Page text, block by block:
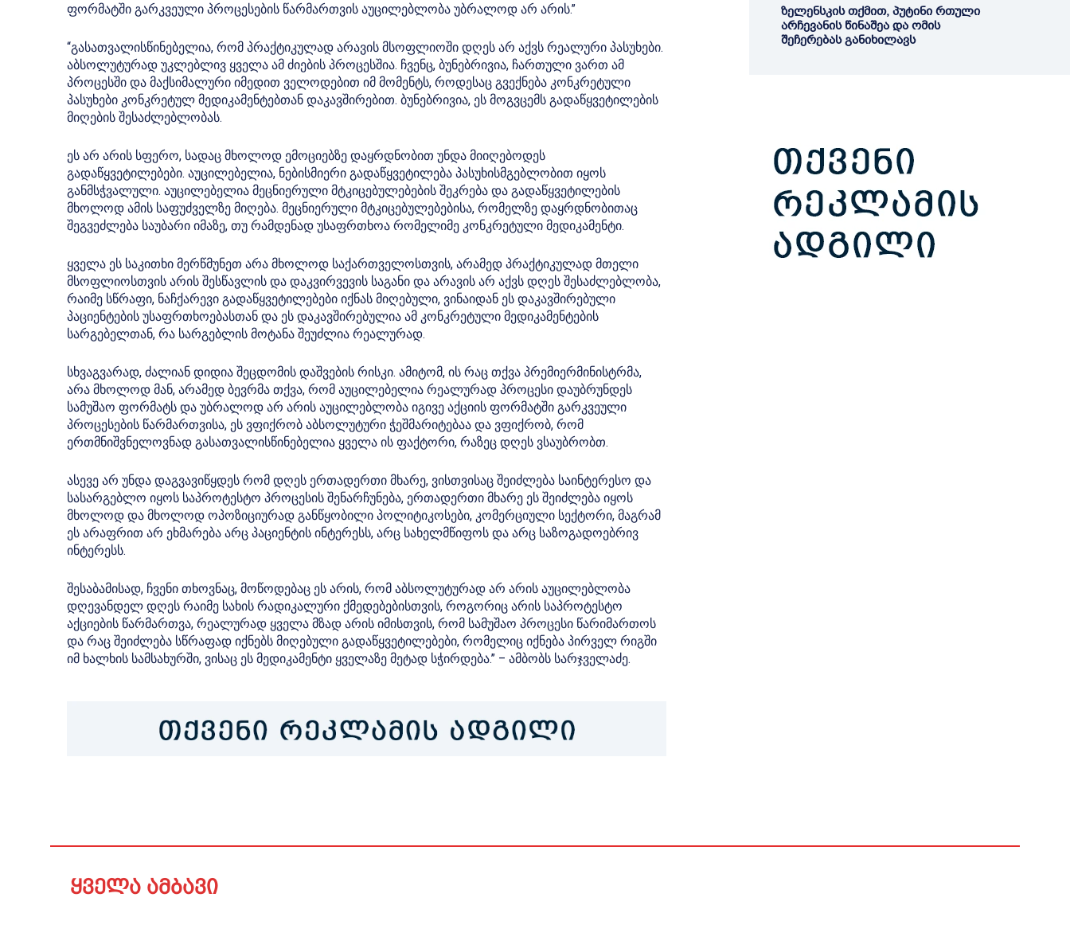
ფორმატში გარკვეული პროცესების წარმართვის აუცილებლობა უბრალოდ არ არის.”
“გასათვალისწინებელია, რომ პრაქტიკულად არავის მსოფლიოში დღეს არ აქვს რეალური პასუხები.
აბსოლუტურად უკლებლივ ყველა ამ ძიების პროცესშია. ჩვენც, ბუნებრივია, ჩართული ვართ ამ
პროცესში და მაქსიმალური იმედით ველოდებით იმ მომენტს, როდესაც გვექნება კონკრეტული
პასუხები კონკრეტულ მედიკამენტებთან დაკავშირებით. ბუნებრივია, ეს მოგვცემს გადაწყვეტილების
მიღების შესაძლებლობას.
ეს არ არის სფერო, სადაც მხოლოდ ემოციებზე დაყრდნობით უნდა მიიღებოდეს
გადაწყვეტილებები. აუცილებელია, ნებისმიერი გადაწყვეტილება პასუხისმგებლობით იყოს
განმსჭვალული. აუცილებელია მეცნიერული მტკიცებულებების შეკრება და გადაწყვეტილების
მხოლოდ ამის საფუძველზე მიღება. მეცნიერული მტკიცებულებებისა, რომელზე დაყრდნობითაც
შეგვეძლება საუბარი იმაზე, თუ რამდენად უსაფრთხოა რომელიმე კონკრეტული მედიკამენტი.
ყველა ეს საკითხი მერწმუნეთ არა მხოლოდ საქართველოსთვის, არამედ პრაქტიკულად მთელი
მსოფლიოსთვის არის შესწავლის და დაკვირვევის საგანი და არავის არ აქვს დღეს შესაძლებლობა,
რაიმე სწრაფი, ნაჩქარევი გადაწყვეტილებები იქნას მიღებული, ვინაიდან ეს დაკავშირებული
პაციენტების უსაფრთხოებასთან და ეს დაკავშირებულია ამ კონკრეტული მედიკამენტების
სარგებელთან, რა სარგებლის მოტანა შეუძლია რეალურად.
სხვაგვარად, ძალიან დიდია შეცდომის დაშვების რისკი. ამიტომ, ის რაც თქვა პრემიერმინისტრმა,
არა მხოლოდ მან, არამედ ბევრმა თქვა, რომ აუცილებელია რეალურად პროცესი დაუბრუნდეს
სამუშაო ფორმატს და უბრალოდ არ არის აუცილებლობა იგივე აქციის ფორმატში გარკვეული
პროცესების წარმართვისა, ეს ვფიქრობ აბსოლუტური ჭეშმარიტებაა და ვფიქრობ, რომ
ერთმნიშვნელოვნად გასათვალისწინებელია ყველა ის ფაქტორი, რაზეც დღეს ვსაუბრობთ.
ასევე არ უნდა დაგვავიწყდეს რომ დღეს ერთადერთი მხარე, ვისთვისაც შეიძლება საინტერესო და
სასარგებლო იყოს საპროტესტო პროცესის შენარჩუნება, ერთადერთი მხარე ეს შეიძლება იყოს
მხოლოდ და მხოლოდ ოპოზიციურად განწყობილი პოლიტიკოსები, კომერციული სექტორი, მაგრამ
ეს არაფრით არ ეხმარება არც პაციენტის ინტერესს, არც სახელმწიფოს და არც საზოგადოებრივ
ინტერესს.
შესაბამისად, ჩვენი თხოვნაც, მოწოდებაც ეს არის, რომ აბსოლუტურად არ არის აუცილებლობა
დღევანდელ დღეს რაიმე სახის რადიკალური ქმედებებისთვის, როგორიც არის საპროტესტო
აქციების წარმართვა, რეალურად ყველა მზად არის იმისთვის, რომ სამუშაო პროცესი წარიმართოს
და რაც შეიძლება სწრაფად იქნებს მიღებული გადაწყვეტილებები, რომელიც იქნება პირველ რიგში
იმ ხალხის სამსახურში, ვისაც ეს მედიკამენტი ყველაზე მეტად სჭირდება.” – ამბობს სარჯველაძე.
ზელენსკის თქმით, პუტინი რთული
არჩევანის წინაშეა და ომის
შეჩერებას განიხილავს
ყველა ამბავი